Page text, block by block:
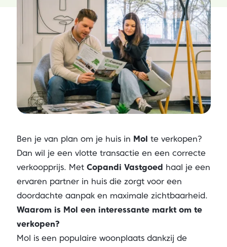
Ben je van plan om je huis in Mol te verkopen?
Dan wil je een vlotte transactie en een correcte
verkoopprijs. Met Copandi Vastgoed haal je een
ervaren partner in huis die zorgt voor een
doordachte aanpak en maximale zichtbaarheid.
Waarom is Mol een interessante markt om te
verkopen?
Mol is een populaire woonplaats dankzij de